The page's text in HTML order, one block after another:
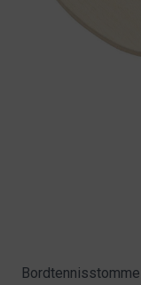
Bordtennisstomme